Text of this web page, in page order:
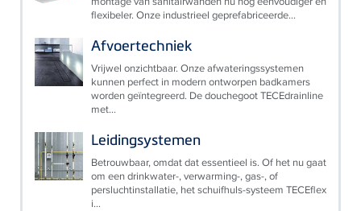
flexibeler. Onze industrieel geprefabriceerde...
Afvoertechniek
Vrijwel onzichtbaar. Onze afwateringssystemen
kunnen perfect in modern ontworpen badkamers
worden geïntegreerd. De douchegoot TECEdrainline
met...
Leidingsystemen
Betrouwbaar, omdat dat essentieel is. Of het nu gaat
om een drinkwater-, verwarming-, gas-, of
persluchtinstallatie, het schuifhuls-systeem TECEflex
i...